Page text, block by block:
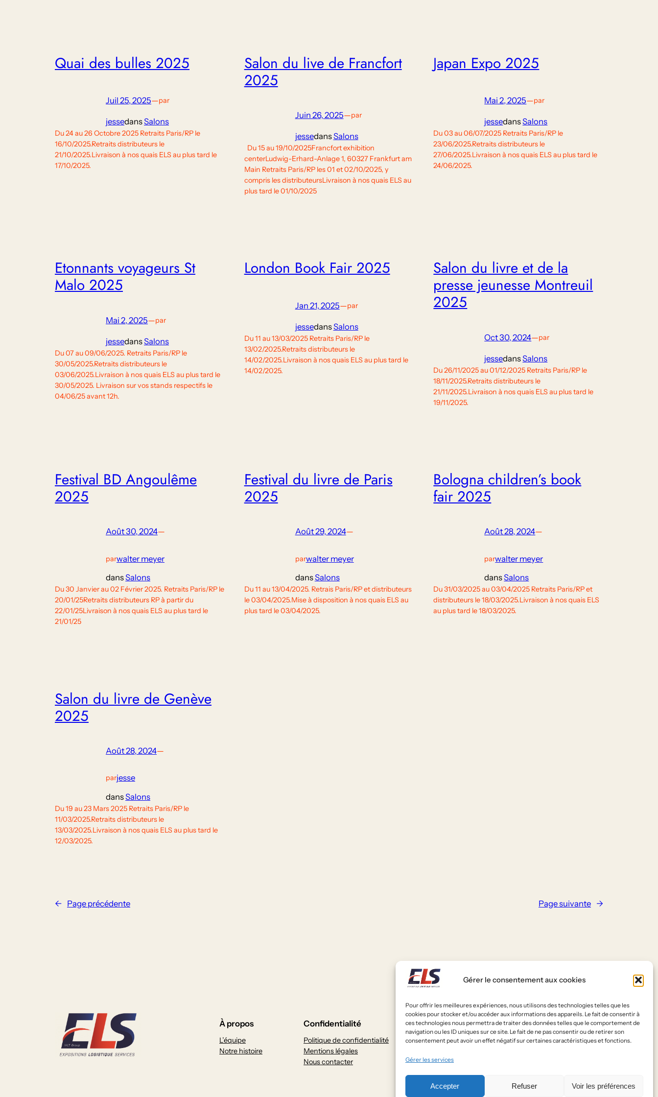
Gérer le consentement aux cookies
Pour offrir les meilleures expériences, nous utilisons des technologies telles que les
cookies pour stocker et/ou accéder aux informations des appareils. Le fait de consentir à
ces technologies nous permettra de traiter des données telles que le comportement de
navigation ou les ID uniques sur ce site. Le fait de ne pas consentir ou de retirer son
consentement peut avoir un effet négatif sur certaines caractéristiques et fonctions.
Gérer les services
Accepter Refuser Voir les préférences
Quai des bulles 2025
Juil 25, 2025—par
jessedansSalons
Du 24 au 26 Octobre 2025 Retraits Paris/RP le
16/10/2025.Retraits distributeurs le
21/10/2025.Livraison à nos quais ELS au plus tard le
17/10/2025.
Salon du live de Francfort
2025
Juin 26, 2025—par
jessedansSalons
Du 15 au 19/10/2025Francfort exhibition
centerLudwig-Erhard-Anlage 1, 60327 Frankfurt am
Main Retraits Paris/RP les 01 et 02/10/2025, y
compris les distributeursLivraison à nos quais ELS au
plus tard le 01/10/2025
Japan Expo 2025
Mai 2, 2025—par
jessedansSalons
Du 03 au 06/07/2025 Retraits Paris/RP le
23/06/2025.Retraits distributeurs le
27/06/2025.Livraison à nos quais ELS au plus tard le
24/06/2025.
Etonnants voyageurs St
Malo 2025
Mai 2, 2025—par
jessedansSalons
Du 07 au 09/06/2025. Retraits Paris/RP le
30/05/2025.Retraits distributeurs le
03/06/2025.Livraison à nos quais ELS au plus tard le
30/05/2025. Livraison sur vos stands respectifs le
04/06/25 avant 12h.
London Book Fair 2025
Jan 21, 2025—par
jessedansSalons
Du 11 au 13/03/2025 Retraits Paris/RP le
13/02/2025.Retraits distributeurs le
14/02/2025.Livraison à nos quais ELS au plus tard le
14/02/2025.
Salon du livre et de la
presse jeunesse Montreuil
2025
Oct 30, 2024—par
jessedansSalons
Du 26/11/2025 au 01/12/2025 Retraits Paris/RP le
18/11/2025.Retraits distributeurs le
21/11/2025.Livraison à nos quais ELS au plus tard le
19/11/2025.
Festival BD Angoulême
2025
Août 30, 2024—
parwalter meyer
dansSalons
Du 30 Janvier au 02 Février 2025. Retraits Paris/RP le
20/01/25Retraits distributeurs RP à partir du
22/01/25Livraison à nos quais ELS au plus tard le
21/01/25
Festival du livre de Paris
2025
Août 29, 2024—
parwalter meyer
dansSalons
Du 11 au 13/04/2025. Retrais Paris/RP et distributeurs
le 03/04/2025.Mise à disposition à nos quais ELS au
plus tard le 03/04/2025.
Bologna children’s book
fair 2025
Août 28, 2024—
parwalter meyer
dansSalons
Du 31/03/2025 au 03/04/2025 Retraits Paris/RP et
distributeurs le 18/03/2025.Livraison à nos quais ELS
au plus tard le 18/03/2025.
Salon du livre de Genève
2025
Août 28, 2024—
parjesse
dansSalons
Du 19 au 23 Mars 2025 Retraits Paris/RP le
11/03/2025.Retraits distributeurs le
13/03/2025.Livraison à nos quais ELS au plus tard le
12/03/2025.
← Page précédente Page suivante →
À propos
L’équipe
Notre histoire
Confidentialité
Politique de confidentialité
Mentions légales
Nous contacter
Réseaux sociaux
Facebook